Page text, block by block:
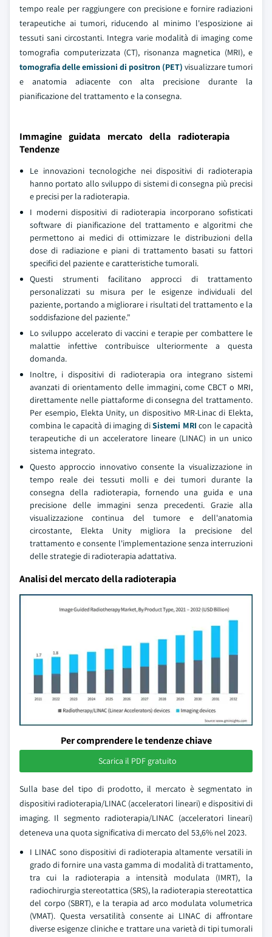
tempo reale per raggiungere con precisione e fornire radiazioni
terapeutiche ai tumori, riducendo al minimo l'esposizione ai
tessuti sani circostanti. Integra varie modalità di imaging come
tomografia computerizzata (CT), risonanza magnetica (MRI), e
tomografia delle emissioni di positron (PET) visualizzare tumori
e anatomia adiacente con alta precisione durante la
pianificazione del trattamento e la consegna.
Immagine guidata mercato della radioterapia
Tendenze
Le innovazioni tecnologiche nei dispositivi di radioterapia
hanno portato allo sviluppo di sistemi di consegna più precisi
e precisi per la radioterapia.
I moderni dispositivi di radioterapia incorporano sofisticati
software di pianificazione del trattamento e algoritmi che
permettono ai medici di ottimizzare le distribuzioni della
dose di radiazione e piani di trattamento basati su fattori
specifici del paziente e caratteristiche tumorali.
Questi strumenti facilitano approcci di trattamento
personalizzati su misura per le esigenze individuali del
paziente, portando a migliorare i risultati del trattamento e la
soddisfazione del paziente."
Lo sviluppo accelerato di vaccini e terapie per combattere le
malattie infettive contribuisce ulteriormente a questa
domanda.
Inoltre, i dispositivi di radioterapia ora integrano sistemi
avanzati di orientamento delle immagini, come CBCT o MRI,
direttamente nelle piattaforme di consegna del trattamento.
Per esempio, Elekta Unity, un dispositivo MR-Linac di Elekta,
combina le capacità di imaging diSistemi MRI con le capacità
terapeutiche di un acceleratore lineare (LINAC) in un unico
sistema integrato.
Questo approccio innovativo consente la visualizzazione in
tempo reale dei tessuti molli e dei tumori durante la
consegna della radioterapia, fornendo una guida e una
precisione delle immagini senza precedenti. Grazie alla
visualizzazione continua del tumore e dell'anatomia
circostante, Elekta Unity migliora la precisione del
trattamento e consente l'implementazione senza interruzioni
delle strategie di radioterapia adattativa.
Analisi del mercato della radioterapia
Per comprendere le tendenze chiave
Scarica il PDF gratuito
Sulla base del tipo di prodotto, il mercato è segmentato in
dispositivi radioterapia/LINAC (acceleratori lineari) e dispositivi di
imaging. Il segmento radioterapia/LINAC (acceleratori lineari)
deteneva una quota significativa di mercato del 53,6% nel 2023.
I LINAC sono dispositivi di radioterapia altamente versatili in
grado di fornire una vasta gamma di modalità di trattamento,
tra cui la radioterapia a intensità modulata (IMRT), la
radiochirurgia stereotattica (SRS), la radioterapia stereotattica
del corpo (SBRT), e la terapia ad arco modulata volumetrica
(VMAT). Questa versatilità consente ai LINAC di affrontare
diverse esigenze cliniche e trattare una varietà di tipi tumorali